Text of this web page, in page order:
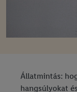
Állatmintás:
hangsúlyokat